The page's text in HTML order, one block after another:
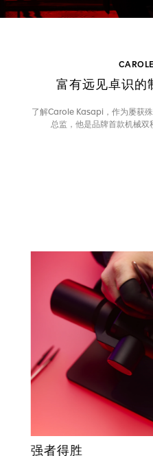
富有远见卓识的
了解Carole Kasapi，作为屡获
总监，他是品牌首款机械双
强者得胜